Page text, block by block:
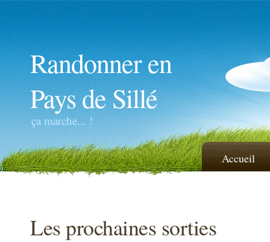
Randonner en
Pays de Sillé
ça marche... !
Accueil
Les prochaines sorties